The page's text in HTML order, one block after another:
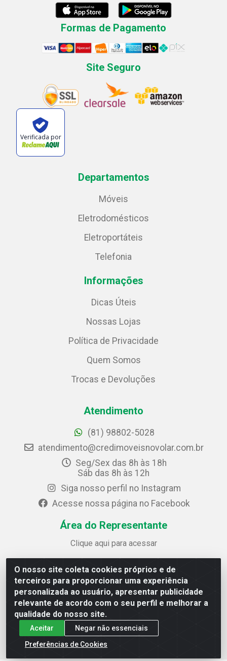
O nosso site coleta cookies próprios e de
terceiros para proporcionar uma experiência
personalizada ao usuário, apresentar publicidade
relevante de acordo com o seu perfil e melhorar a
qualidade do nosso site.
Aceitar
Negar não essenciais
Preferências de Cookies
Formas de Pagamento
Site Seguro
Verificada por
Departamentos
Móveis
Eletrodomésticos
Eletroportáteis
Telefonia
Informações
Dicas Úteis
Nossas Lojas
Política de Privacidade
Quem Somos
Trocas e Devoluções
Atendimento
(81) 98802-5028
atendimento@credimoveisnovolar.com.br
Seg/Sex das 8h às 18h
Sáb das 8h às 12h
Siga nosso perfil no Instagram
Acesse nossa página no Facebook
Área do Representante
Clique aqui para acessar
Credimóveis Novolar Ltda
Rua José Alves Bezerra, 430 - Prazeres - Jaboatão dos
Guararapes / PE - CEP 54.325-610
CNPJ: 09.930.165/0013-70